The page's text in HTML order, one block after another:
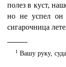
полез в куст,
но не успел он
сигарочница
1Вашу руку,